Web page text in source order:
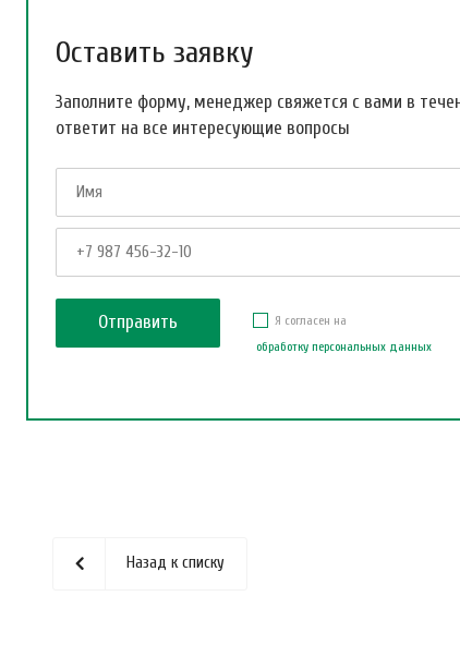
Оставить заявку
Заполните форму, менеджер свяжется с вами в
ответит на все интересующие вопросы
Я согласен на
обработку персональных данных
Назад к списку